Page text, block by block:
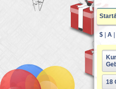
$ A
18